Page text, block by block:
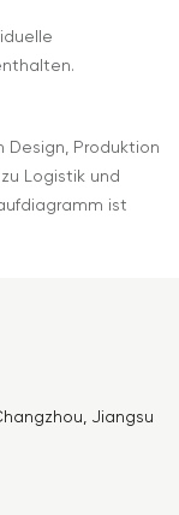
Design, Produktion
Logistik und
ist
Jiangsu